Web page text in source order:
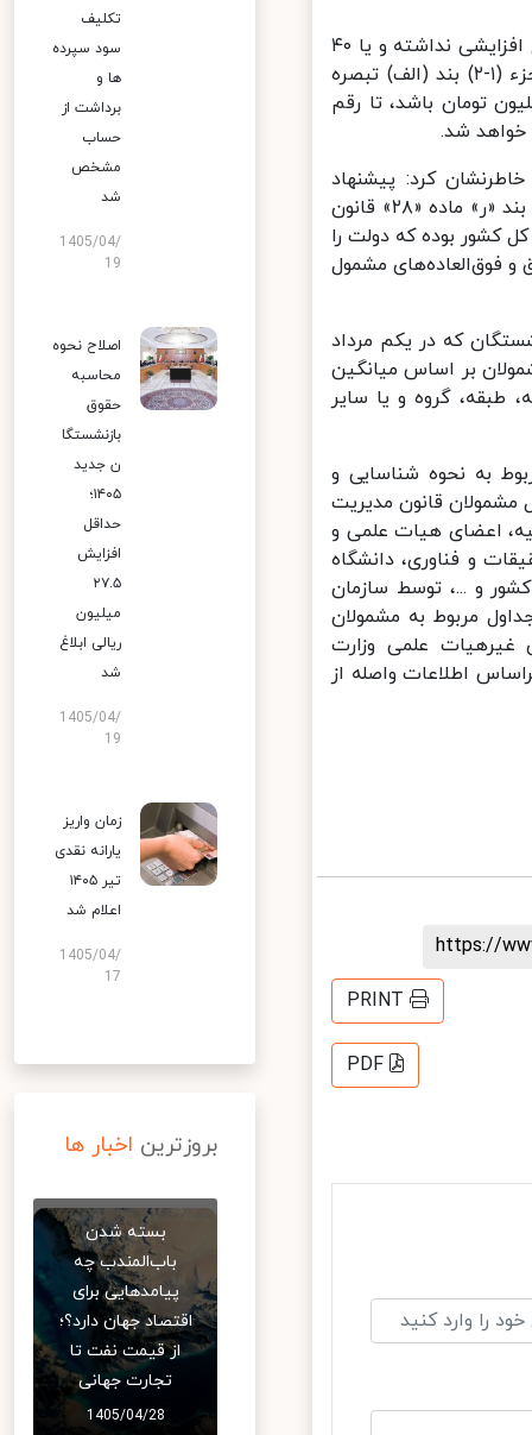
سلمانی افزود: چنانچه حقوق بازنشستگی فردی در نتیجه متناسب‌سازی هیچ افزایشی نداشته و یا ۴۰
درصد مبلغ ما به التفاوت محاسبه شده، کمتر از ۱۰ درصد تعیین شده در جزء (۱-۲) بند (الف) تبصره
میلیون تومان باشد، تا رقم
شد.
کرد: پیشنهاد
سازمان اداری و استخدامی و سازمان برنامه و بودجه کشور در اجرای جزء «۱» بند «ر» ماده «۲۸» قانون
پیشرفت و همچنین بند «ر» تبصره «۶» قانون بودجه سال ۱۴۰۳ کل کشور بوده که دولت را
حقوق بازنشستگان با ۹۰ درصد حقوق و فوق‌العاده‌های مشمول
که در یکم مرداد
بر اساس میانگین
گروه و یا سایر
جداول مربوط به نحوه شناسایی و
قانون مدیریت
اعضای هیات علمی و
و فناوری، دانشگاه
و ...، توسط سازمان
مربوط به مشمولان
علمی وزارت
اطلاعات واصله از
https://
PRINT
PDF
تکلیف
سود سپرده
ها و
برداشت از
حساب
مشخص
شد
1405/04/
19
اصلاح نحوه
محاسبه
حقوق
بازنشستگا
ن جدید
۱۴۰۵؛
حداقل
افزایش
۲۷.۵
میلیون
ریالی ابلاغ
شد
1405/04/
19
زمان واریز
یارانه نقدی
تیر ۱۴۰۵
اعلام شد
1405/04/
17
بروزترین اخبار ها
بسته شدن
باب‌المندب چه
پیامدهایی برای
اقتصاد جهان دارد؟؛
از قیمت نفت تا
تجارت جهانی
1405/04/28